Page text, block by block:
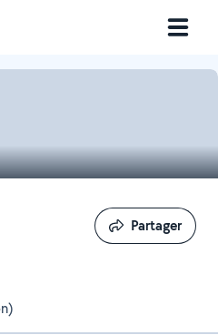
Partager
Partager